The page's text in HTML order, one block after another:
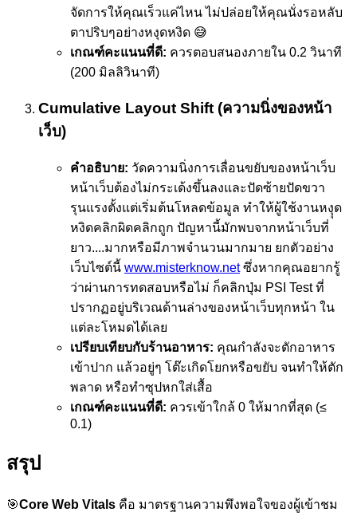
จัดการให้คุณเร็วแค่ไหน ไม่ปล่อยให้คุณนั่งรอหลับ
ตาปริบๆอย่างหงุดหงิด 😅
เกณฑ์คะแนนที่ดี: ควรตอบสนองภายใน 0.2 วินาที
(200 มิลลิวินาที)
Cumulative Layout Shift (ความนิ่งของหน้า
เว็บ)
คำอธิบาย: วัดความนิ่งการเลื่อนขยับของหน้าเว็บ
หน้าเว็บต้องไม่กระเด้งขึ้นลงและปัดซ้ายปัดขวา
รุนแรงตั้งแต่เริ่มต้นโหลดข้อมูล ทำให้ผู้ใช้งานหงุุด
หงิดคลิกผิดคลิกถูก ปัญหานี้มักพบจากหน้าเว็บที่
ยาว....มากหรือมีภาพจำนวนมากมาย ยกตัวอย่าง
เว็บไซต์นี้ www.misterknow.netซึ่งหากคุณอยากรู้
ว่าผ่านการทดสอบหรือไม่ ก็คลิกปุ่ม PSI Test ที่
ปรากฏอยู่บริเวณด้านล่างของหน้าเว็บทุกหน้า ใน
แต่ละโหมดได้เลย
เปรียบเทียบกับร้านอาหาร: คุณกำลังจะตักอาหาร
เข้าปาก แล้วอยู่ๆ โต๊ะเกิดโยกหรือขยับ จนทำให้ตัก
พลาด หรือทำซุปหกใส่เสื้อ
เกณฑ์คะแนนที่ดี: ควรเข้าใกล้ 0 ให้มากที่สุด (≤
0.1)
สรุป
🎯Core Web Vitals คือ มาตรฐานความพึงพอใจของผู้เข้าชม